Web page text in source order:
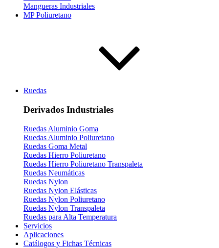
Mangueras Industriales
MP Poliuretano
Ruedas
Derivados Industriales
Ruedas Aluminio Goma
Ruedas Aluminio Poliuretano
Ruedas Goma Metal
Ruedas Hierro Poliuretano
Ruedas Hierro Poliuretano Transpaleta
Ruedas Neumáticas
Ruedas Nylon
Ruedas Nylon Elásticas
Ruedas Nylon Poliuretano
Ruedas Nylon Transpaleta
Ruedas para Alta Temperatura
Servicios
Aplicaciones
Catálogos y Fichas Técnicas